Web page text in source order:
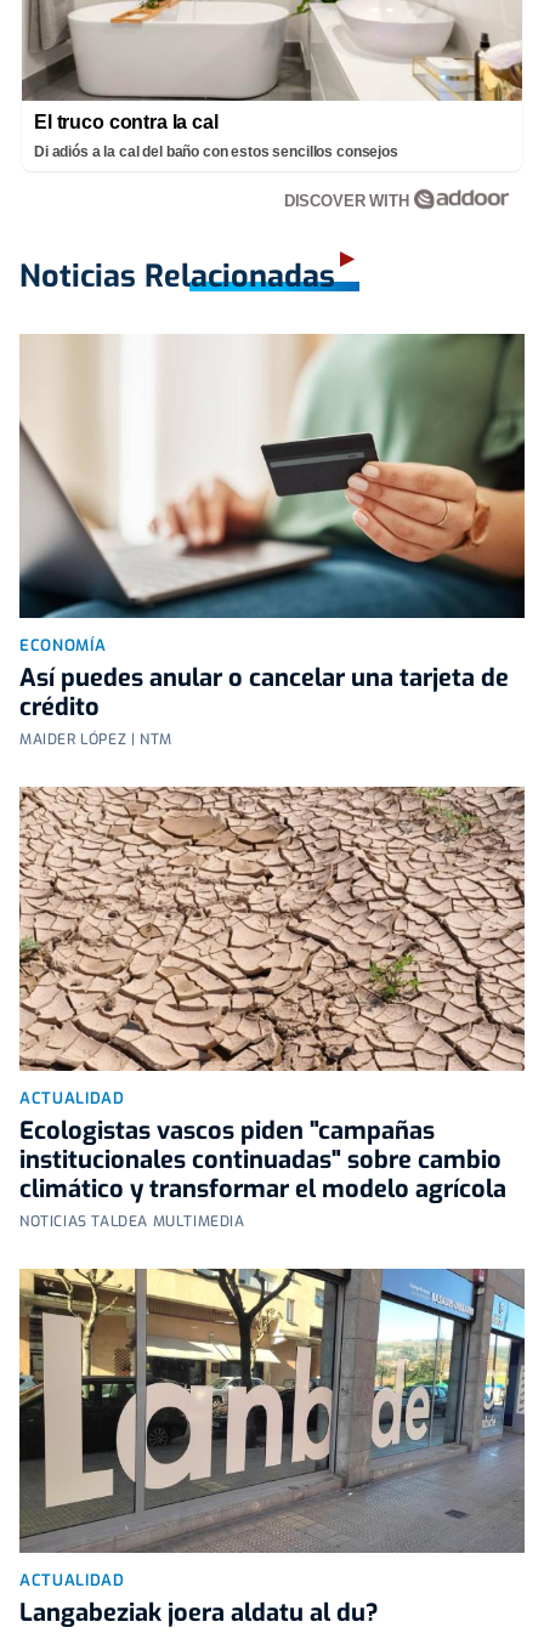
El truco contra la cal
Di adiós a la cal del baño con estos sencillos consejos
DISCOVER WITH
Noticias Relacionadas
ECONOMÍA
Así puedes anular o cancelar una tarjeta de
crédito
MAIDER LÓPEZ | NTM
ACTUALIDAD
Ecologistas vascos piden "campañas
institucionales continuadas" sobre cambio
climático y transformar el modelo agrícola
NOTICIAS TALDEA MULTIMEDIA
ACTUALIDAD
Langabeziak joera aldatu al du?